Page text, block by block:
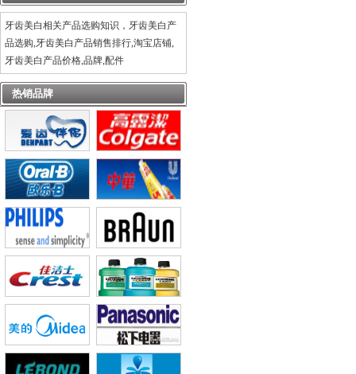
牙齿美白相关产品选购知识，牙齿美白产
品选购,牙齿美白产品销售排行,淘宝店铺,
牙齿美白产品价格,品牌,配件
热销品牌